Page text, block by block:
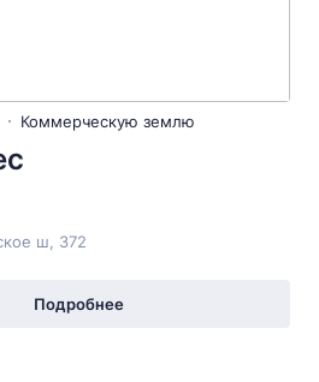
Коммерческую землю
ш, 372
Подробнее